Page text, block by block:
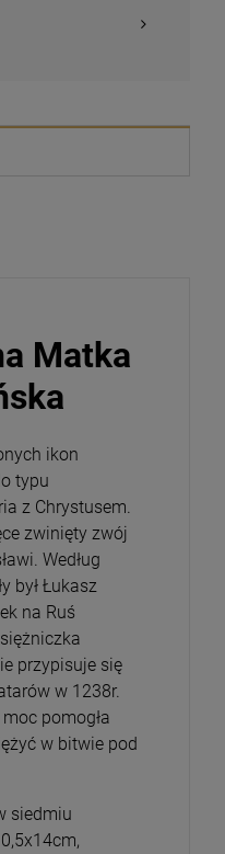
Matka
ikon
typu
z Chrystusem.
zwinięty zwój
Według
był Łukasz
na Ruś
przypisuje się
w 1238r.
pomogła
w bitwie pod
siedmiu